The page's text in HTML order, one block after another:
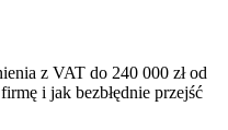
z VAT do 240 000 zł od
i jak bezbłędnie przejść